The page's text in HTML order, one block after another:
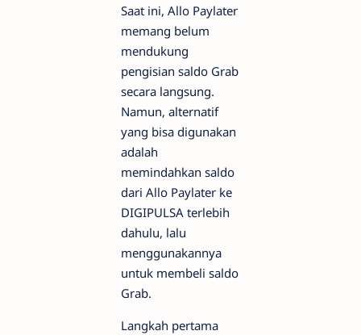
Saat ini, Allo Paylater
memang belum
mendukung
pengisian saldo Grab
secara langsung.
Namun, alternatif
yang bisa digunakan
adalah
memindahkan saldo
dari Allo Paylater ke
DIGIPULSA terlebih
dahulu, lalu
menggunakannya
untuk membeli saldo
Grab.
Langkah pertama